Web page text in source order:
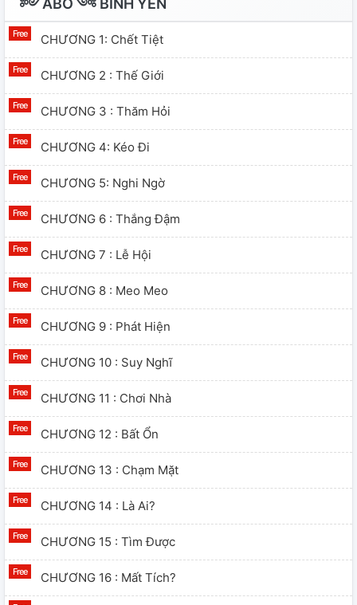
༻ABO༺ BÌNH YÊN
CHƯƠNG 1: Chết Tiệt
CHƯƠNG 2 : Thế Giới
CHƯƠNG 3 : Thăm Hỏi
CHƯƠNG 4: Kéo Đi
CHƯƠNG 5: Nghi Ngờ
CHƯƠNG 6 : Thắng Đậm
CHƯƠNG 7 : Lễ Hội
CHƯƠNG 8 : Meo Meo
CHƯƠNG 9 : Phát Hiện
CHƯƠNG 10 : Suy Nghĩ
CHƯƠNG 11 : Chơi Nhà
CHƯƠNG 12 : Bất Ổn
CHƯƠNG 13 : Chạm Mặt
CHƯƠNG 14 : Là Ai?
CHƯƠNG 15 : Tìm Được
CHƯƠNG 16 : Mất Tích?